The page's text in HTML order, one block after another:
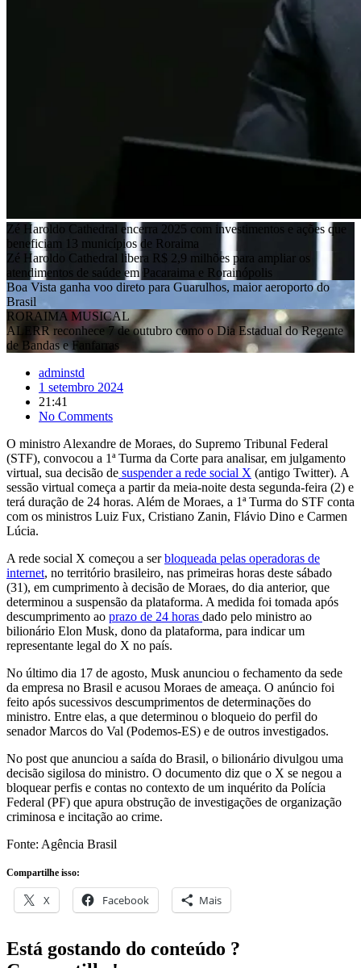
Zé Haroldo Cathedral encerra 2025 com investimentos e ações que
beneficiam 13 municípios de Roraima
Zé Haroldo Cathedral libera R$ 2,9 milhões para ampliar os
atendimentos de saúde em Pacaraima e Rorainópolis
Boa Vista ganha voo direto para Guarulhos, maior aeroporto do
Brasil
RORAIMA MUSICAL
ALERR reconhece 7 de outubro como o Dia Estadual do Regente
de Bandas e Fanfarras
adminstd
1 setembro 2024
21:41
No Comments
O ministro Alexandre de Moraes, do Supremo Tribunal Federal
(STF), convocou a 1ª Turma da Corte para analisar, em julgamento
virtual, sua decisão de suspender a rede social X (antigo Twitter). A
sessão virtual começa a partir da meia-noite desta segunda-feira (2) e
terá duração de 24 horas. Além de Moraes, a 1ª Turma do STF conta
com os ministros Luiz Fux, Cristiano Zanin, Flávio Dino e Carmen
Lúcia.
A rede social X começou a serbloqueada pelas operadoras de
internet, no território brasileiro, nas primeiras horas deste sábado
(31), em cumprimento à decisão de Moraes, do dia anterior, que
determinou a suspensão da plataforma. A medida foi tomada após
descumprimento ao prazo de 24 horas dado pelo ministro ao
bilionário Elon Musk, dono da plataforma, para indicar um
representante legal do X no país.
No último dia 17 de agosto, Musk anunciou o fechamento da sede
da empresa no Brasil e acusou Moraes de ameaça. O anúncio foi
feito após sucessivos descumprimentos de determinações do
ministro. Entre elas, a que determinou o bloqueio do perfil do
senador Marcos do Val (Podemos-ES) e de outros investigados.
No post que anunciou a saída do Brasil, o bilionário divulgou uma
decisão sigilosa do ministro. O documento diz que o X se negou a
bloquear perfis e contas no contexto de um inquérito da Polícia
Federal (PF) que apura obstrução de investigações de organização
criminosa e incitação ao crime.
Fonte: Agência Brasil
Compartilhe isso:
X Facebook Mais
Está gostando do conteúdo ?